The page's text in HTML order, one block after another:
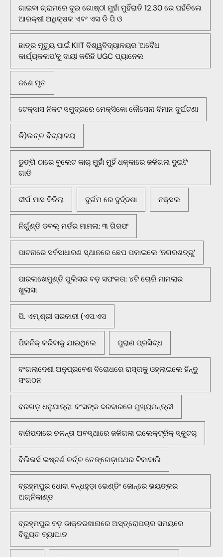
ଗାଇବା ଗ୍ରାମରେ ଦୁଇ ଗୋଷ୍ଠୀ ମୁହାଁ ମୁହିଁରାତି 12.30 ରେ ପହଁଚିଲେ
ଆରକ୍ଷୀ ଅଧିକ୍ଷକ ଏବଂ ଏସ ଡି ପି ଓ
ଛାତ୍ର ମୃତ୍ୟୁ ପାଇଁ KIIT ବିଶ୍ୱବିଦ୍ୟାଳୟର 'ଅବୈଧ
କାର୍ଯ୍ୟକଳାପ'କୁ ଦାୟୀ କରିଛି UGC ପ୍ୟାନେଲ
ଜଣେ ମୃତ
ଟେକ୍ସାସ ନିକଟ ସମୁଦ୍ରରେ ମେକ୍ସିକୋ ନୌସେନା ବିମାନ ଦୁର୍ଘଟଣା
ଡି)ଉଚ୍ଚ ବିଦ୍ୟାଳୟ
ଡୁଙ୍ଗି ଠାରେ ବୁଲେଟ କାର୍ ମୁହାଁ ମୁହିଁ ଧକ୍କାରେ ଜଳିଗଲା ଦୁଇଟି
ଗାଡି
ଦୀର୍ଘ ମାସ ବିତିଲା ଦୁର୍ଗମ ରେ ଦୁର୍ଦ୍ଦଶା ନକ୍ସଲ
ନିର୍ଗୁଣ୍ଡି ଡବଲ୍ ମର୍ଡର ମାମଲା: ୩ ଗିରଫ
ପାଟନାରେ ସର୍ବସାଧାରଣ ସ୍ଥାନରେ ଛେପ ପକାଇଲେ ‘ନଗରଶତ୍ରୁ’
ପାରଳାଖେମୁଣ୍ଡି ପୁଲିସର ବଡ଼ ସଫଳତା: ୪ଟି ଚୋରି ମାମଲାର
ଖୁଲାସା
ପି. ଏମ୍.ଶ୍ରୀ ସରକାରୀ (ଏସ.ଏସ
ପିକନିକ୍‌ କରିବାକୁ ଯାଇଥିଲେ ପୁରାଣ ପ୍ରସିଦ୍ଧ
ବଂଗଲାଦେଶୀ ଅନୁପ୍ରବେଶ ବିରୋଧରେ ରାସ୍ତାକୁ ଓହ୍ଲାଇଲେ ହିନ୍ଦୁ
ସଂଗଠନ
ବରଗଡ଼ ଧନୁଯାତ୍ରା: କଂସଙ୍କ ଦରବାରରେ ମୁଖ୍ୟମନ୍ତ୍ରୀ
ବାରିପଦାରେ ଚଳନ୍ତା ଅବସ୍ଥାରେ ଜଳିଗଲା ଇଲେକ୍ଟ୍ରିକ୍ ସ୍କୁଟର୍
ବିଲିଭର୍ସ ଇଷ୍ଟର୍ଣ ଚର୍ଚ୍ଚ ତେଙ୍ଗେଡ଼ାପଥର ଟିକାବାଲି
ବ୍ରହ୍ମପୁର ଧୋବା ବନ୍ଧହୁଡ଼ା ଭେଣ୍ଡିଂ ଜୋନ୍‌ରେ ଭୟଙ୍କର
ଅଗ୍ନିକାଣ୍ଡ
ବ୍ରହ୍ମପୁର ବଡ଼ ଡାକ୍ତରଖାନାରେ ଅସ୍ତ୍ରୋପଚାର ସମୟରେ
ବିଦ୍ୟୁତ ବ୍ୟାଘାତ